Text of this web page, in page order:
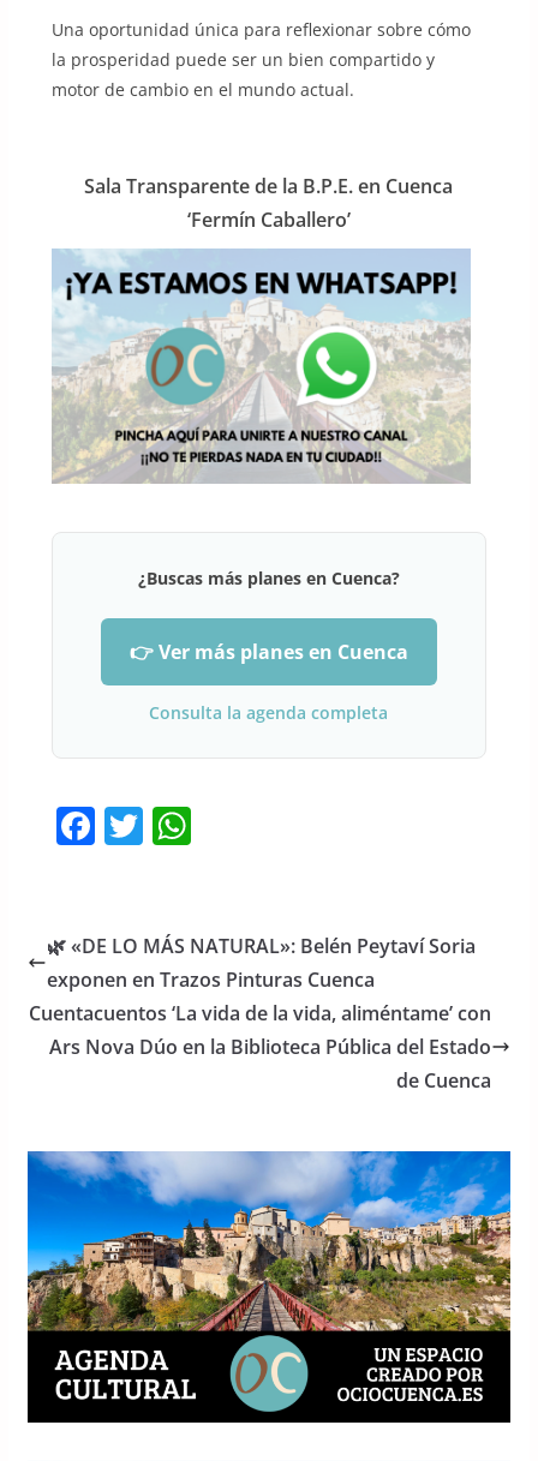
Una oportunidad única para reflexionar sobre cómo
la prosperidad puede ser un bien compartido y
motor de cambio en el mundo actual.
Sala Transparente de la B.P.E. en Cuenca
‘Fermín Caballero’
¿Buscas más planes en Cuenca?
👉 Ver más planes en Cuenca
Consulta la agenda completa
F
e
b
o
o
T
er
W
s
A
p
p
🌿 «DE LO MÁS NATURAL»: Belén Peytaví Soria
exponen en Trazos Pinturas Cuenca
Cuentacuentos ‘La vida de la vida, aliméntame’ con
Ars Nova Dúo en la Biblioteca Pública del Estado
de Cuenca